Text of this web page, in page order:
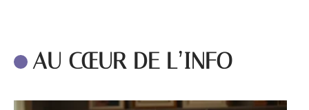
AU CŒUR DE L’INFO